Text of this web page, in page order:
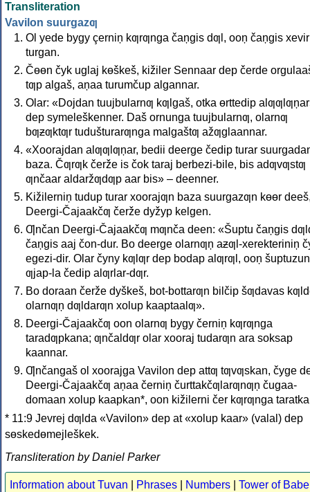
Transliteration
Vavilon suurgazƣ
Ol yede bygy çerniņ kƣrƣnga čaņgis dƣl, ooņ čaņgis
turgan.
Čөөn čyk uglaj kөškeš, kižiler Sennaar dep čerde
tƣp algaš, aņaa turumčup algannar.
Olar: «Dojdan tuujbularnƣ kƣlgaš, otka өrttedip
dep symeleškenner. Daš ornunga tuujbularnƣ, olarnƣ
bƣƶƣktƣr tudušturarƣnga malgaštƣ ažƣglaannar.
«Xoorajdan alƣƣlƣņar, bedii deerge čedip turar
baza. Čƣrƣk čerže is čok taraj berbezi-bile, bis adƣvƣstƣ
ƣnčaar aldaržƣdƣp aar bis» – deenner.
Kižilerniņ tudup turar xoorajƣn baza suurgazƣn kөөr
Deergi-Čajaakčƣ čerže dyžyp kelgen.
Ƣnčan Deergi-Čajaakčƣ mƣnča deen: «Šuptu čaņgis
čaņgis aaj čon-dur. Bo deerge olarnƣņ aƶƣl-xerekteriniņ
egezi-dir. Olar čyny kƣlƣr dep bodap alƣrƣl, ooņ šuptuzun
ƣjap-la čedip alƣrlar-dƣr.
Bo doraan čerže dyškeš, bot-bottarƣn bilčip šƣdavas
olarnƣņ dƣldarƣn xolup kaaptaalƣ».
Deergi-Čajaakčƣ oon olarnƣ bygy černiņ kƣrƣnga
taradƣpkana; ƣnčaldƣr olar xooraj tudarƣn ara soksap
kaannar.
Ƣnčangaš ol xoorajga Vavilon dep attƣ tƣvƣskan, čyge
Deergi-Čajaakčƣ aņaa černiņ čurttakčƣlarƣnƣņ čugaa-
domaan xolup kaapkan*, oon kižilerni čer kƣrƣnga
* 11:9 Jevrej dƣlda «Vavilon» dep at «xolup kaar» (valal) dep
sөskedөmejleškek.
Transliteration by Daniel Parker
Information about Tuvan Phrases Numbers Tower of